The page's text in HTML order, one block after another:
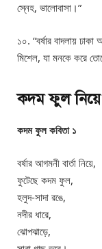
স্নেহ, ভালোবাসা।”
১০. “বর্ষার বাদলায়
মিশেল, যা মনকে করে
কদম ফুল
কদম ফুল কবিতা ১
বর্ষার আগমনী বার্তা নিয়ে,
ফুটেছে কদম ফুল,
হলুদ-সাদা রঙে,
নদীর ধারে,
ঝোপঝাড়ে,